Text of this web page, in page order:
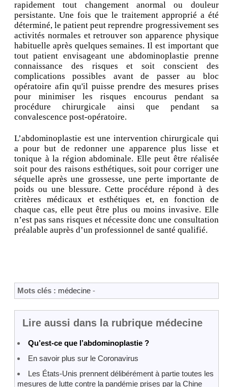
rapidement tout changement anormal ou douleur
persistante. Une fois que le traitement approprié a été
déterminé, le patient peut reprendre progressivement ses
activités normales et retrouver son apparence physique
habituelle après quelques semaines. Il est important que
tout patient envisageant une abdominoplastie prenne
connaissance des risques et soit conscient des
complications possibles avant de passer au bloc
opératoire afin qu'il puisse prendre des mesures prises
pour minimiser les risques encourus pendant sa
procédure chirurgicale ainsi que pendant sa
convalescence post-opératoire.
L’abdominoplastie est une intervention chirurgicale qui
a pour but de redonner une apparence plus lisse et
tonique à la région abdominale. Elle peut être réalisée
soit pour des raisons esthétiques, soit pour corriger une
séquelle après une grossesse, une perte importante de
poids ou une blessure. Cette procédure répond à des
critères médicaux et esthétiques et, en fonction de
chaque cas, elle peut être plus ou moins invasive. Elle
n’est pas sans risques et nécessite donc une consultation
préalable auprès d’un professionnel de santé qualifié.
Mots clés : médecine -
Lire aussi dans la rubrique médecine
Qu’est-ce que l’abdominoplastie ?
En savoir plus sur le Coronavirus
Les États-Unis prennent délibérément à partie toutes les
mesures de lutte contre la pandémie prises par la Chine